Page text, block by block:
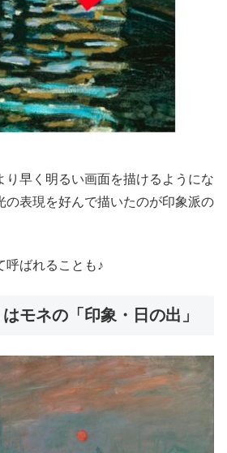
り早く明るい画面を描けるようにな
の表現を好んで描いたのが印象派の
呼ばれることも♪
モネの「印象・日の出」